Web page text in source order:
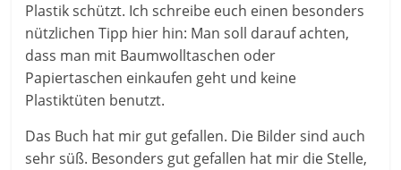
Plastik schützt. Ich schreibe euch einen besonders
nützlichen Tipp hier hin: Man soll darauf achten,
dass man mit Baumwolltaschen oder
Papiertaschen einkaufen geht und keine
Plastiktüten benutzt.
Das Buch hat mir gut gefallen. Die Bilder sind auch
sehr süß. Besonders gut gefallen hat mir die Stelle,